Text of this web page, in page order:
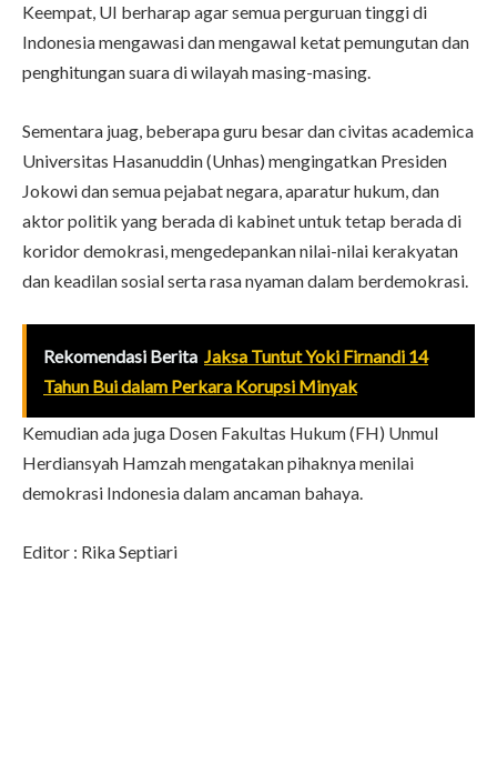
Keempat, UI berharap agar semua perguruan tinggi di
Indonesia mengawasi dan mengawal ketat pemungutan dan
penghitungan suara di wilayah masing-masing.
Sementara juag, beberapa guru besar dan civitas academica
Universitas Hasanuddin (Unhas) mengingatkan Presiden
Jokowi dan semua pejabat negara, aparatur hukum, dan
aktor politik yang berada di kabinet untuk tetap berada di
koridor demokrasi, mengedepankan nilai-nilai kerakyatan
dan keadilan sosial serta rasa nyaman dalam berdemokrasi.
Rekomendasi Berita Jaksa Tuntut Yoki Firnandi 14
Tahun Bui dalam Perkara Korupsi Minyak
Kemudian ada juga Dosen Fakultas Hukum (FH) Unmul
Herdiansyah Hamzah mengatakan pihaknya menilai
demokrasi Indonesia dalam ancaman bahaya.
Editor : Rika Septiari